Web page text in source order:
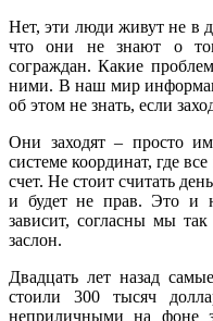
Нет, эти люди живут не в
что они не знают о
сограждан. Какие
ними. В наш мир
об этом не знать, если
Они заходят – просто
системе координат, где
счет. Не стоит считать
и будет не прав. Это и
зависит, согласны мы
заслон.
Двадцать лет назад
стоили 300 тысяч
неприличными на фоне